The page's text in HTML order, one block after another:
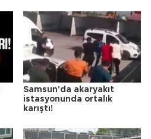
Samsun'da akaryakıt
istasyonunda ortalık
karıştı!